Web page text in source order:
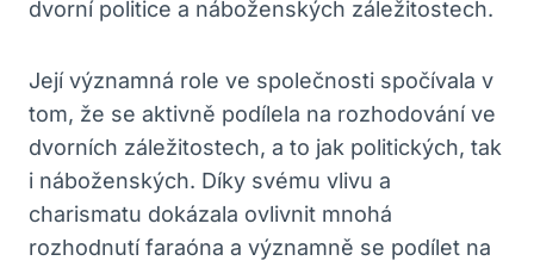
dvorní politice a náboženských záležitostech.
Její významná role ve společnosti spočívala v
tom, že se aktivně podílela na rozhodování ve
dvorních záležitostech, a to jak politických, tak
i náboženských. Díky svému vlivu a
charismatu dokázala ovlivnit mnohá
rozhodnutí faraóna a významně se podílet na